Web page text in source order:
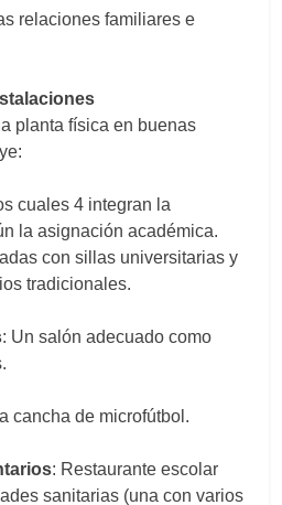
relaciones familiares e
planta física en buenas
cuales 4 integran la
la asignación académica.
con sillas universitarias y
tradicionales.
: Un salón adecuado como
cancha de microfútbol.
: Restaurante escolar
sanitarias (una con varios